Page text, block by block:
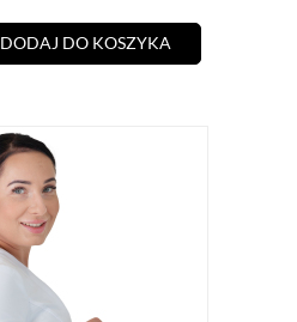
DODAJ DO KOSZYKA